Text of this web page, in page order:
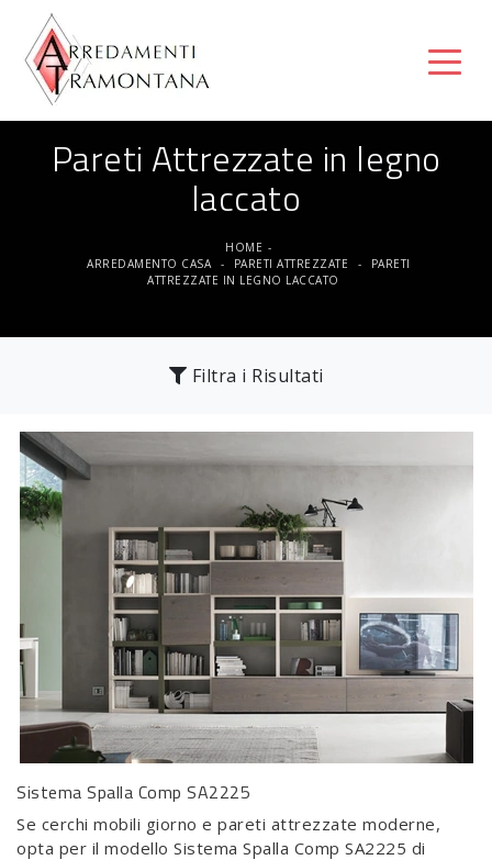
Pareti Attrezzate in legno
laccato
HOME -
ARREDAMENTO CASA
- PARETI ATTREZZATE -
PARETI
ATTREZZATE IN LEGNO LACCATO
Filtra i Risultati
Sistema Spalla Comp SA2225
Se cerchi mobili giorno e pareti attrezzate moderne,
opta per il modello Sistema Spalla Comp SA2225 di